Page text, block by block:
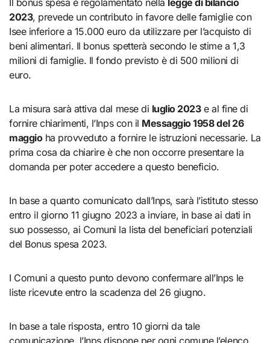
Il bonus spesa è regolamentato nella legge di bilancio
2023, prevede un contributo in favore delle famiglie con
Isee inferiore a 15.000 euro da utilizzare per l’acquisto di
beni alimentari. Il bonus spetterà secondo le stime a 1,3
milioni di famiglie. Il fondo previsto è di 500 milioni di
euro.
La misura sarà attiva dal mese di luglio 2023e al fine di
fornire chiarimenti, l’Inps con il Messaggio 1958 del 26
maggioha provveduto a fornire le istruzioni necessarie. La
prima cosa da chiarire è che non occorre presentare la
domanda per poter accedere a questo beneficio.
In base a quanto comunicato dall’Inps, sarà l’istituto stesso
entro il giorno 11 giugno 2023 a inviare, in base ai dati in
suo possesso, ai Comuni la lista del beneficiari potenziali
del Bonus spesa 2023.
I Comuni a questo punto devono confermare all’Inps le
liste ricevute entro la scadenza del 26 giugno.
In base a tale risposta, entro 10 giorni da tale